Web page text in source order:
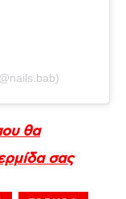
θα
σας